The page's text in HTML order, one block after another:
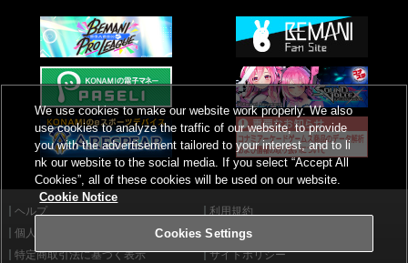
ヘルプ
利用規約
個人情報等保護方針
外部送信について
特定商取引法に基づく表示
サイトポリシー
We use cookies to make our website work properly. We also
use cookies to analyze the traffic of our website, to provide
you with the advertisement tailored to your interest, and to li
nk our website to the social media. If you select “Accept All
Cookies”, all of these cookies will be used on our website.
Cookie Notice
Cookies Settings